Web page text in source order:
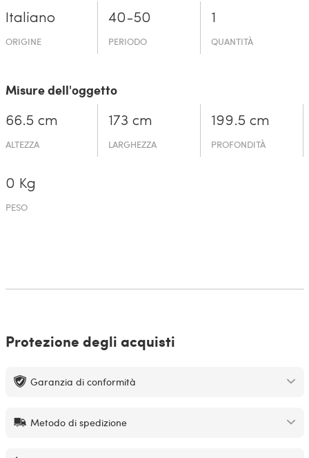
Italiano
ORIGINE
40-50
PERIODO
1
QUANTITÀ
Misure dell'oggetto
66.5 cm
ALTEZZA
173 cm
LARGHEZZA
199.5 cm
PROFONDITÀ
0 Kg
PESO
Protezione degli acquisti
Garanzia di conformità
Metodo di spedizione